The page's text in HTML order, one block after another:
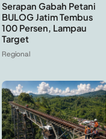
Serapan Gabah Petani
BULOG Jatim Tembus
100 Persen, Lampau
Target
Regional